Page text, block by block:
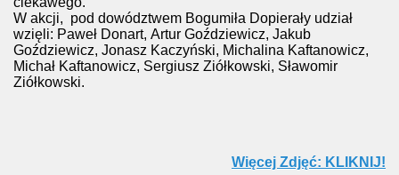
W akcji, pod dowództwem Bogumiła Dopierały udział
wzięli: Paweł Donart, Artur Goździewicz, Jakub
Goździewicz, Jonasz Kaczyński, Michalina Kaftanowicz,
Michał Kaftanowicz, Sergiusz Ziółkowski, Sławomir
Ziółkowski.
Więcej Zdjęć: KLIKNIJ!